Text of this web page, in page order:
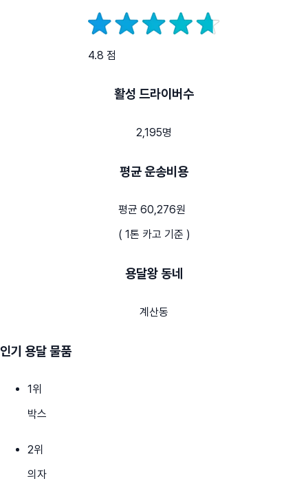
4.8 점
활성 드라이버수
2,195명
평균 운송비용
평균 60,276원
( 1톤 카고 기준 )
용달왕 동네
계산동
인기 용달 물품
1위
박스
2위
의자